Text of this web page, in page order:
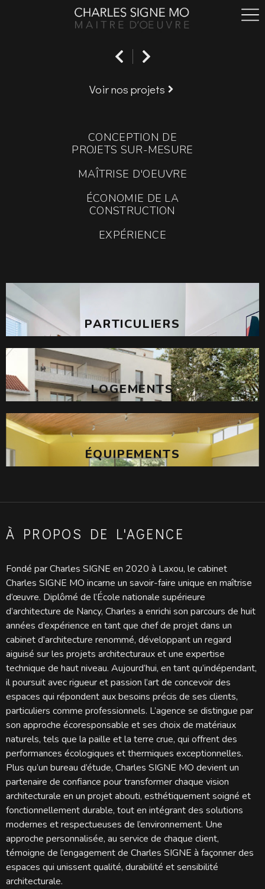
Voir nos projets
CONCEPTION DE
PROJETS SUR-MESURE
MAÎTRISE D'OEUVRE
ÉCONOMIE DE LA
CONSTRUCTION
EXPÉRIENCE
PARTICULIERS
LOGEMENTS
ÉQUIPEMENTS
À PROPOS DE L'AGENCE
Fondé par Charles SIGNE en 2020 à Laxou, le cabinet
Charles SIGNE MO incarne un savoir-faire unique en maîtrise
d’œuvre. Diplômé de l’École nationale supérieure
d’architecture de Nancy, Charles a enrichi son parcours de huit
années d’expérience en tant que chef de projet dans un
cabinet d’architecture renommé, développant un regard
aiguisé sur les projets architecturaux et une expertise
technique de haut niveau. Aujourd’hui, en tant qu’indépendant,
il poursuit avec rigueur et passion l’art de concevoir des
espaces qui répondent aux besoins précis de ses clients,
particuliers comme professionnels. L’agence se distingue par
son approche écoresponsable et ses choix de matériaux
naturels, tels que la paille et la terre crue, qui offrent des
performances écologiques et thermiques exceptionnelles.
Plus qu’un bureau d’étude, Charles SIGNE MO devient un
partenaire de confiance pour transformer chaque vision
architecturale en un projet abouti, esthétiquement soigné et
fonctionnellement durable, tout en intégrant des solutions
modernes et respectueuses de l’environnement. Une
approche personnalisée, au service de chaque client,
témoigne de l’engagement de Charles SIGNE à façonner des
espaces qui unissent qualité, durabilité et sensibilité
architecturale.